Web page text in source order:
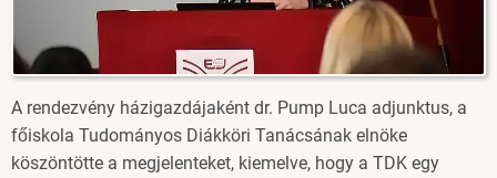
A rendezvény házigazdájaként dr. Pump Luca adjunktus, a
főiskola Tudományos Diákköri Tanácsának elnöke
köszöntötte a megjelenteket, kiemelve, hogy a TDK egy